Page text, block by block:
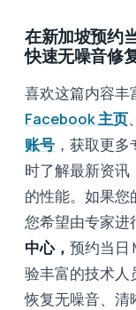
在新加坡预约
快速无噪音修
喜欢这篇内容丰
Facebook 主页、
账号 ，获取更
时了解最新资讯
的性能。如果您
您希望由专家进
中心， 预约当日
验丰富的技术人
恢复无噪音、清